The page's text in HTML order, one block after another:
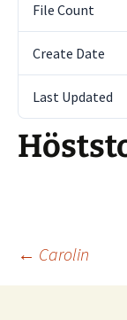
File Count
Create Date
Last Updated
← Carolin